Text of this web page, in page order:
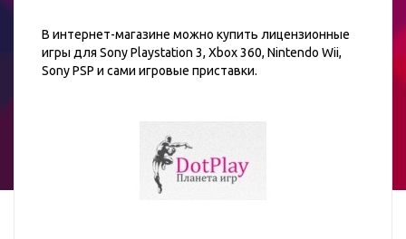
В интернет-магазине можно купить лицензионные
игры для Sony Playstation 3, Xbox 360, Nintendo Wii,
Sony PSP и сами игровые приставки.